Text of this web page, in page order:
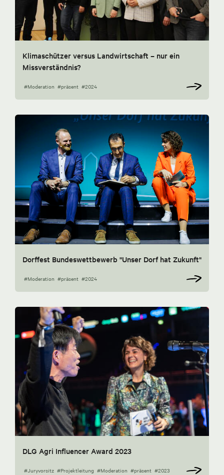
Klimaschützer versus Landwirtschaft – nur ein
Missverständnis?
#Moderation #präsent #2024
Dorffest Bundeswettbewerb "Unser Dorf hat Zukunft"
#Moderation #präsent #2024
DLG Agri Influencer Award 2023
#Juryvorsitz #Projektleitung #Moderation #präsent #2023